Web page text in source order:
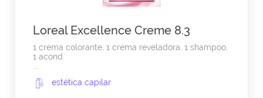
Loreal Excellence Creme 8.3
1 crema colorante, 1 crema reveladora, 1 shampoo,
1 acond
estética capilar